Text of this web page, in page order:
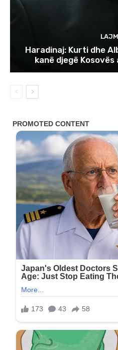
Haradinaj: Kurti dhe
kanë djegë